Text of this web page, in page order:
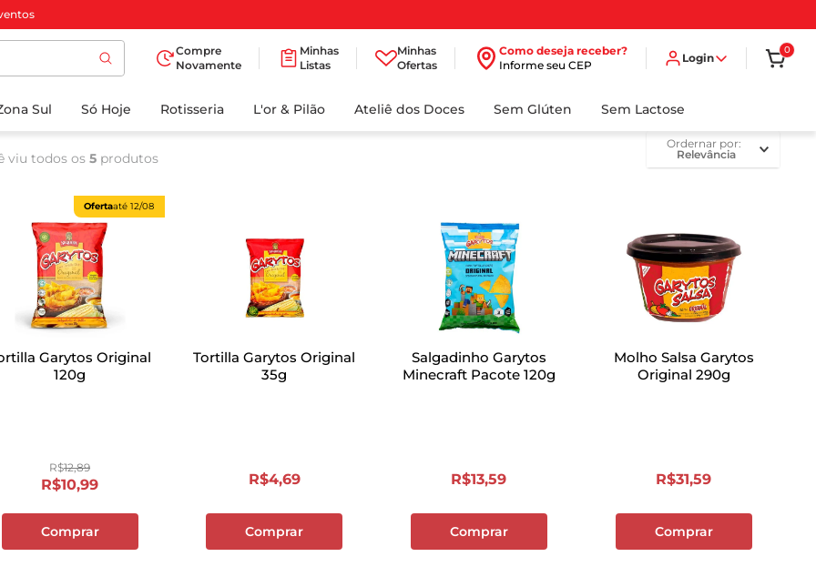
Compre
Novamente
Minhas
Listas
Minhas
Ofertas
Como deseja receber?
Informe seu CEP
Login
0
Sul Só Hoje Rotisseria L'or & Pilão Ateliê dos Doces Sem Glúten Sem Lactose
viu todos os5 produtos
ordernar por
Relevância
Ofertaaté12/08
Garytos Original
120g
R$12,89
R$10,99
Comprar
Tortilla Garytos Original
35g
R$4,69
Comprar
Salgadinho Garytos
Minecraft Pacote 120g
R$13,59
Comprar
Molho Salsa Garytos
Original 290g
R$31,59
Comprar
BUSCADOS
3º
8º
biscoito